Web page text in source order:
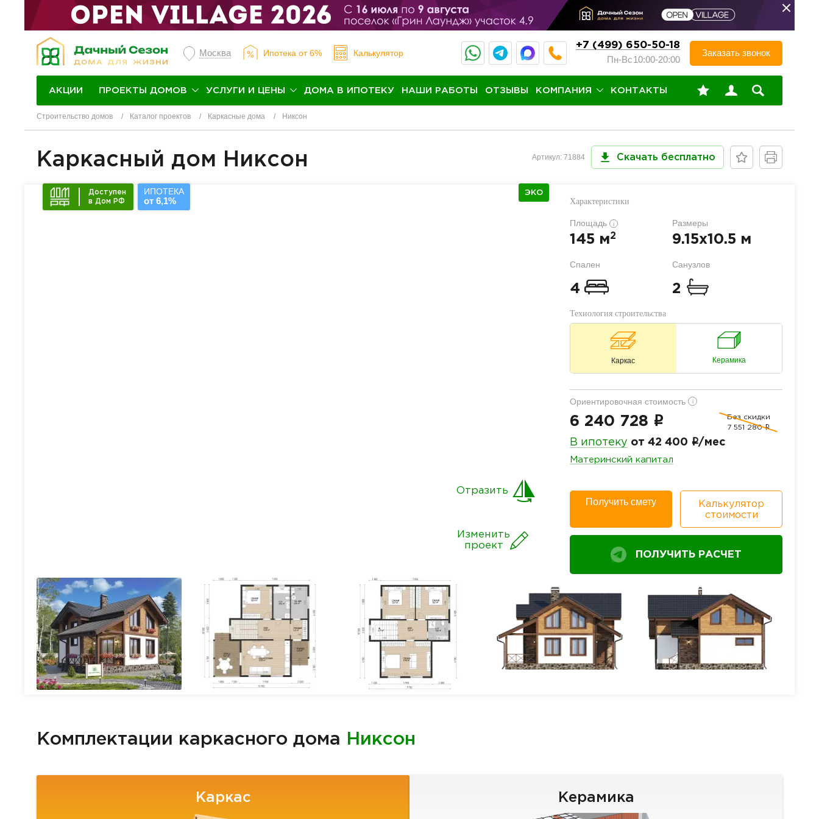
Москва Ипотека от 6% Калькулятор
+7 (499) 650-50-18
Пн-Вс10:00-20:00
Заказать звонок
АКЦИИ ПРОЕКТЫ ДОМОВ УСЛУГИ И ЦЕНЫ ДОМА В ИПОТЕКУ НАШИ РАБОТЫ ОТЗЫВЫ КОМПАНИЯ КОНТАКТЫ
Строительство домов Каталог проектов Каркасные дома Никсон
Каркасный дом Никсон Артикул: 71884 Скачать бесплатно
Доступен
в Дом РФ
ИПОТЕКА
от 6,1%
ЭКО
Изменить
проект
Отразить
Характеристики
Площадь i
145 м2
Размеры
9.15x10.5 м
Спален
4
Санузлов
2
Технология строительства
Каркас Керамика
Ориентировочная стоимость i
6 240 728 i
Без скидки
7 551 280 i
В ипотеку от 42 400 i/мес
Материнский капитал
Получить смету
Калькулятор
стоимости
ПОЛУЧИТЬ РАСЧЕТ
Комплектации каркасного дома Никсон
Каркас Керамика